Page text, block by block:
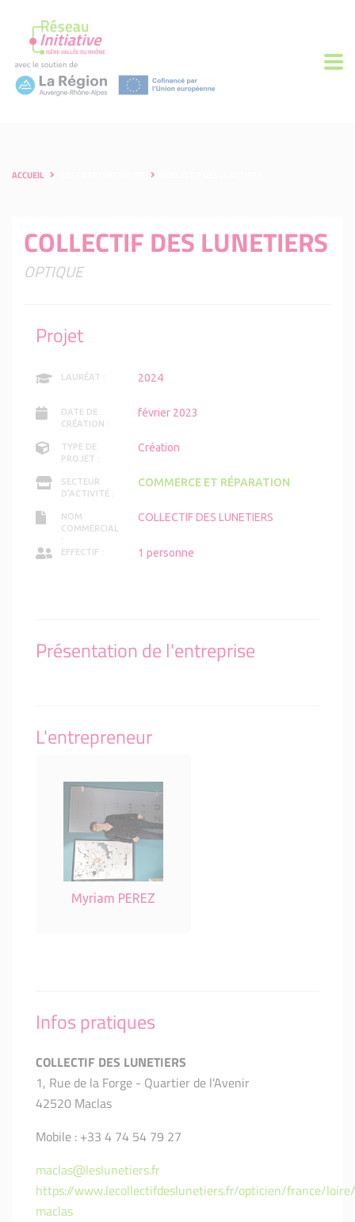
ACCUEIL
COLLECTIF DES LUNETIERS
OPTIQUE
Projet
LAURÉAT : 2024
DATE DE
CRÉATION :
février 2023
TYPE DE
PROJET :
Création
SECTEUR
D'ACTIVITÉ :
COMMERCE ET RÉPARATION
NOM
COMMERCIAL
:
COLLECTIF DES LUNETIERS
EFFECTIF : 1 personne
Présentation de l'entreprise
L'entrepreneur
Myriam PEREZ
Infos pratiques
COLLECTIF DES LUNETIERS
1, Rue de la Forge - Quartier de l'Avenir
42520 Maclas
Mobile : +33 4 74 54 79 27
maclas@leslunetiers.fr
https://www.lecollectifdeslunetiers.fr/opticien/france/
maclas